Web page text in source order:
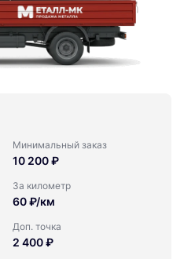
Минимальный заказ
10 200 ₽
За километр
60 ₽/км
Доп. точка
2 400 ₽